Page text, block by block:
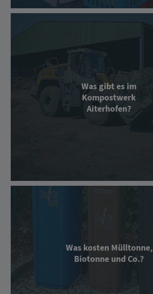
Was gibt es im
Kompostwerk
Aiterhofen?
Was kosten Mülltonne,
Biotonne und Co.?